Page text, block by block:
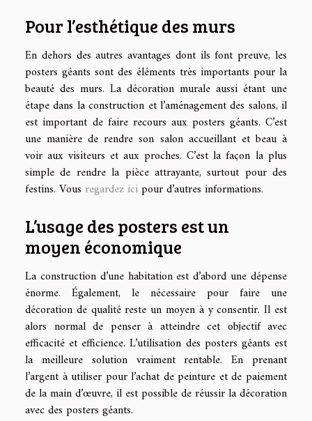
Pour l’esthétique des murs
En dehors des autres avantages dont ils font preuve, les
posters géants sont des éléments très importants pour la
beauté des murs. La décoration murale aussi étant une
étape dans la construction et l’aménagement des salons, il
est important de faire recours aux posters géants. C’est
une manière de rendre son salon accueillant et beau à
voir aux visiteurs et aux proches. C’est la façon la plus
simple de rendre la pièce attrayante, surtout pour des
festins. Vous regardez icipour d’autres informations.
L’usage des posters est un
moyen économique
La construction d’une habitation est d’abord une dépense
énorme. Également, le nécessaire pour faire une
décoration de qualité reste un moyen à y consentir. Il est
alors normal de penser à atteindre cet objectif avec
efficacité et efficience. L’utilisation des posters géants est
la meilleure solution vraiment rentable. En prenant
l’argent à utiliser pour l’achat de peinture et de paiement
de la main d’œuvre, il est possible de réussir la décoration
avec des posters géants.